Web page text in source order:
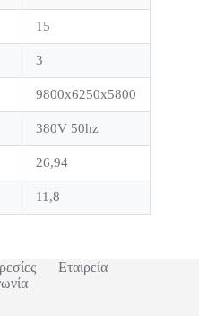
15
3
9800x6250x5800
380V 50hz
26,94
11,8
Εταιρεία